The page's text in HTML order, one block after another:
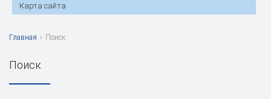
Карта сайта
Главная › Поиск
Поиск